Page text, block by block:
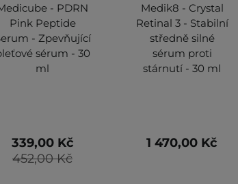
- PDRN
Pink Peptide
- Zpevňující
sérum - 30
ml
452,00 Kč
339,00 Kč
Medik8 - Crystal
Retinal 3 - Stabilní
středně silné
sérum proti
stárnutí - 30 ml
1 470,00 Kč